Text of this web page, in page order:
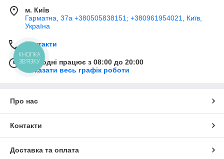
м. Київ
Гарматна, 37а +380505838151; +380961954021, Київ,
Україна
Контакти
Сьогодні працює з 08:00 до 20:00
Показати весь графік роботи
Про нас
Контакти
Доставка та оплата
КНОПКА
ЗВ'ЯЗКУ